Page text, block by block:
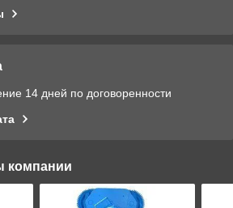
14 дней по договоренности
компании